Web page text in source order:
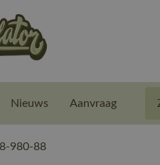
Nieuws Aanvraag
980-88